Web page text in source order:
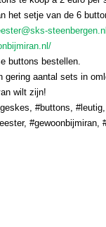
het setje van de 6
steenbergen.nl
buttons bestellen.
gering aantal sets in
wilt zijn!
#buttons, #leutig,
#gewoonbijmiran,